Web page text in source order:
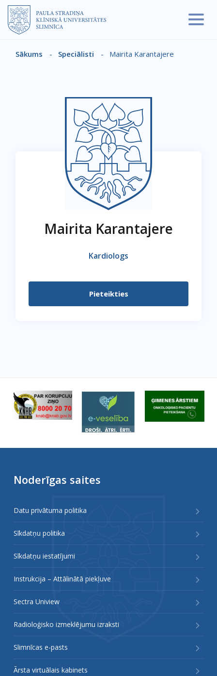
Pārlekt uz galveno saturu
Atpakaļceļš
Sākums - Speciālisti - Mairita Karantajere
Mairita Karantajere
Kardiologs
Pieteikties
Noderīgas saites
Datu privātuma politika
Sīkdatņu politika
Sīkdatņu iestatījumi
Instrukcija – Attālinātā piekļuve
Sectra Uniview
Radioloģisko izmeklējumu izraksti
Slimnīcas e-pasts
Ārsta virtuālais kabinets